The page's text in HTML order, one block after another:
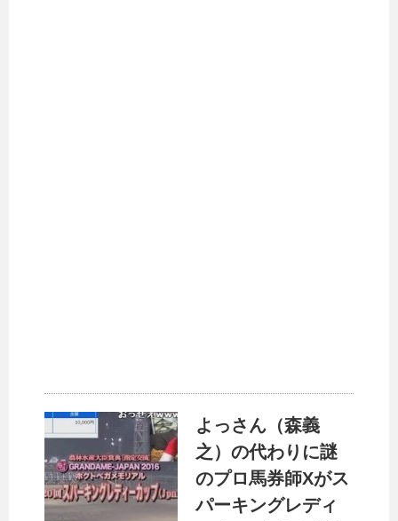
よっさん（森義
之）の代わりに謎
のプロ馬券師Xがス
パーキングレディ